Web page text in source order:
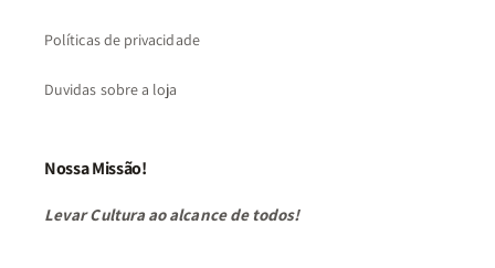
Políticas de privacidade
Duvidas sobre a loja
Nossa Missão!
Levar Cultura ao alcance de todos!